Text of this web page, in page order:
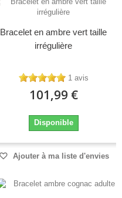
Bracelet en ambre vert taille
irrégulière
1 avis
101,99 €
Disponible
Ajouter à ma liste d'envies